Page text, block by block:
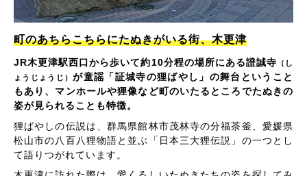
町のあちらこちらにたぬきがいる街、木更津
JR木更津駅西口から歩いて約10分程の場所にある證誠寺 （し
ょうじょうじ）が童謡「証城寺の狸ばやし」の舞台ということ
もあり、マンホールや狸像など町のいたるところでたぬきの
姿が見られることも特徴。
狸ばやしの伝説は、群馬県館林市茂林寺の分福茶釜、愛媛県
松山市の八百八狸物語と並ぶ「日本三大狸伝説」の一つとし
て語りつがれています。